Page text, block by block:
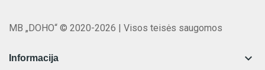
MB „DOHO“ © 2020-2026 | Visos teisės saugomos
Informacija 